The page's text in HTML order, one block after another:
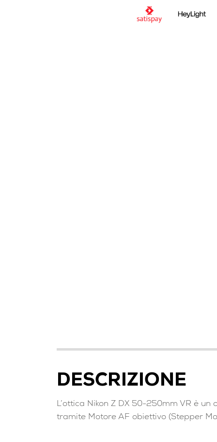
DESCRIZIONE
L’ottica Nikon Z DX 50-250mm VR è
tramite Motore AF obiettivo (Stepper